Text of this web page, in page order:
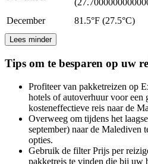
December 81.5°F (27.5°C)
Lees minder
Tips om te besparen op uw
Profiteer van pakketreizen op
hotels of autoverhuur voor een
kosteneffectieve reis naar de
Overweeg om tijdens het
september) naar de Malediven
opties.
Gebruik de filter Prijs per
pakketreis te vinden die bij uw